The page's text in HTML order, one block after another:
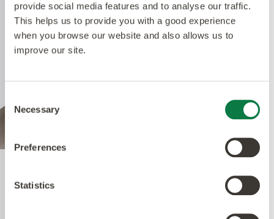
provide social media features and to analyse our traffic.
This helps us to provide you with a good experience
when you browse our website and also allows us to
improve our site.
Selection
Necessary
Preferences
Statistics
Quantum Guard Elite